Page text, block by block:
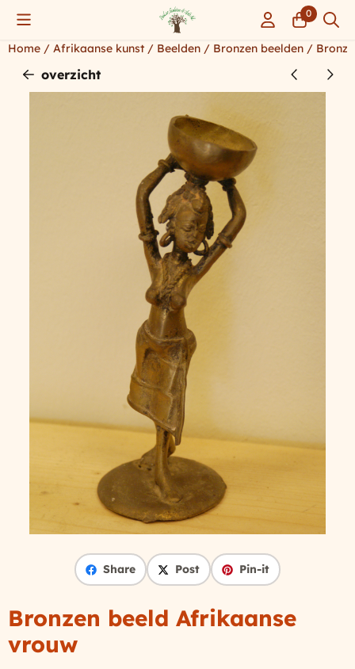
Cookievoorkeuren zijn momenteel gesloten. 0
Home / Afrikaanse kunst / Beelden / Bronzen beelden /
overzicht
Share Post Pin-it
Bronzen beeld Afrikaanse
vrouw